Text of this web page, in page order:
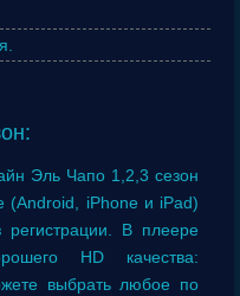
Эль Чапо 1,2,3 сезон
(Android, iPhone и iPad)
регистрации. В плеере
HD качества:
выбрать любое по